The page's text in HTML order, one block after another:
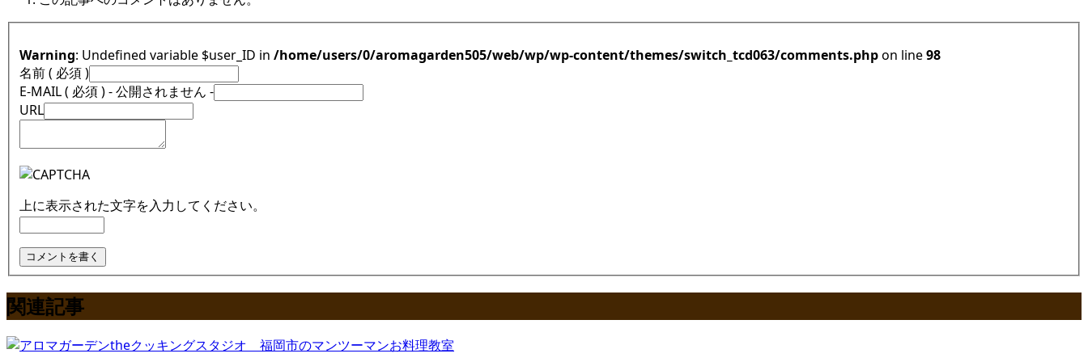
Warning : Undefined variable $user_ID in /home/users/0/aromagarden505/web/wp/wp-content/themes/switch_tcd063/comments.phpon line98
名前 ( 必須 )
E-MAIL ( 必須 ) - 公開されません -
URL
上に表示された文字を入力してください。
関連記事